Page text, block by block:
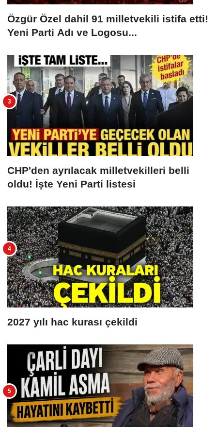
Özgür Özel dahil 91 milletvekili istifa etti!
Yeni Parti Adı ve Logosu...
CHP'den ayrılacak milletvekilleri belli
oldu! İşte Yeni Parti listesi
2027 yılı hac kurası çekildi